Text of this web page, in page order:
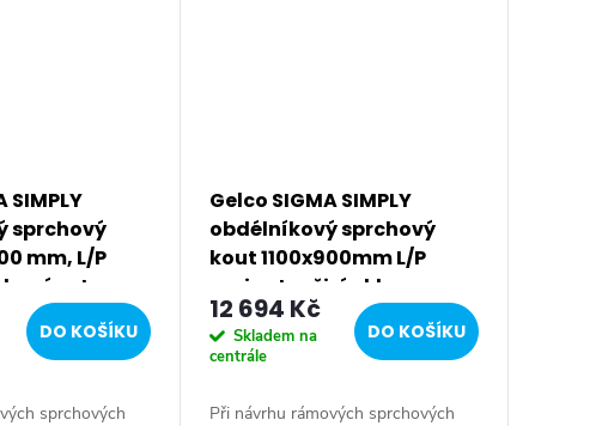
SIMPLY
sprchový
mm, L/P
vstup,
03
DO KOŠÍKU
sprchových
Gelco SIGMA SIMPLY
obdélníkový sprchový
kout 1100x900mm L/P
varianta, čiré sklo
GS1111GS3190
12 694 Kč
Skladem na
centrále
DO KOŠÍKU
Při návrhu rámových sprchových